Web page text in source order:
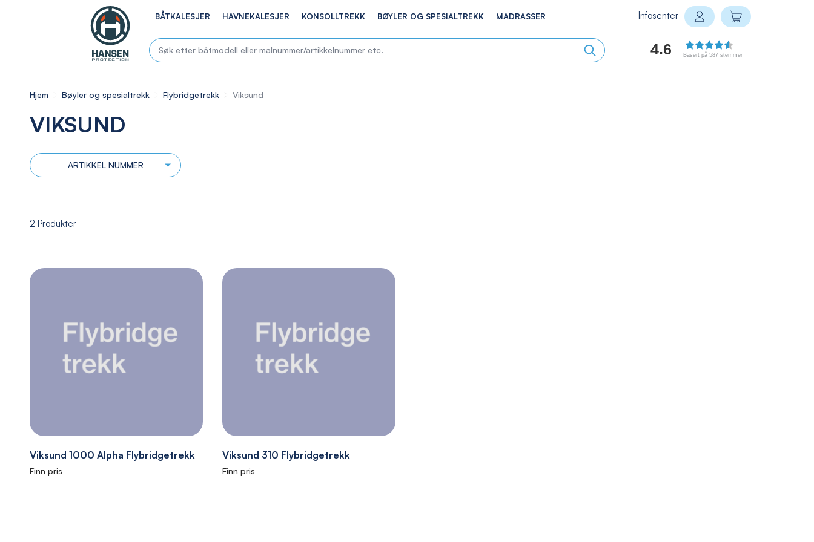
BÅTKALESJER HAVNEKALESJER KONSOLLTREKK BØYLER OG SPESIALTREKK MADRASSER
4.6 Basert på 587 stemmer
Infosenter
Logg inn
Min handlekurv
Hjem Bøyler og spesialtrekk Flybridgetrekk Viksund
VIKSUND
ARTIKKEL NUMMER
2 Produkter
Viksund 1000 Alpha Flybridgetrekk
Finn pris
Viksund 310 Flybridgetrekk
Finn pris